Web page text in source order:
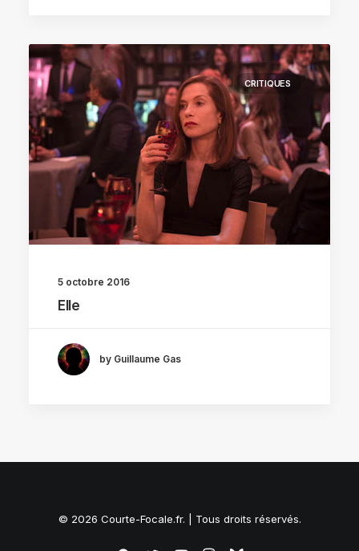
CRITIQUES
5 octobre 2016
Elle
by Guillaume Gas
© 2026 Courte-Focale.fr. | Tous droits réservés.